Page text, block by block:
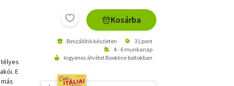
E
Kosárba
Beszállítói készleten
31 pont
4 - 6 munkanap
Ingyenes átvétel Bookline boltokban